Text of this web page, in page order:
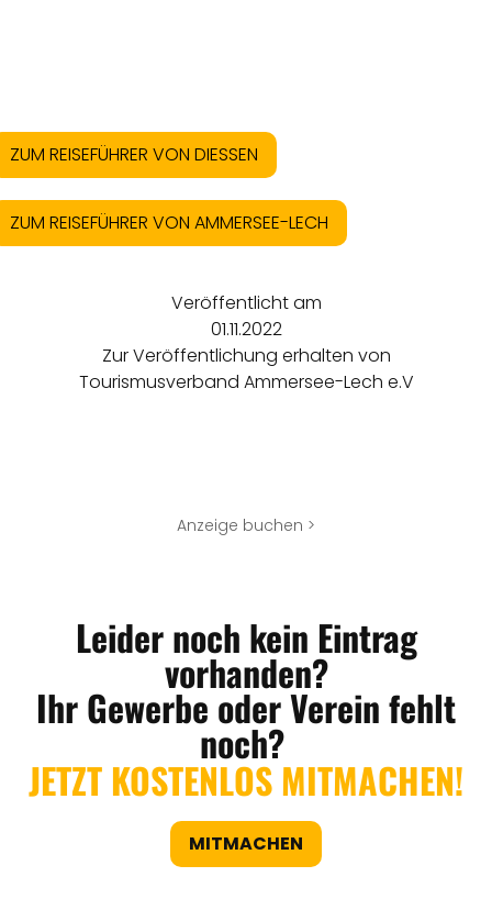
ZUM REISEFÜHRER VON DIESSEN
ZUM REISEFÜHRER VON AMMERSEE-LECH
Veröffentlicht am
01.11.2022
Zur Veröffentlichung erhalten von
Tourismusverband Ammersee-Lech e.V
Anzeige buchen >
Leider noch kein Eintrag
vorhanden?
Ihr Gewerbe oder Verein fehlt
noch?
JETZT KOSTENLOS MITMACHEN!
MITMACHEN